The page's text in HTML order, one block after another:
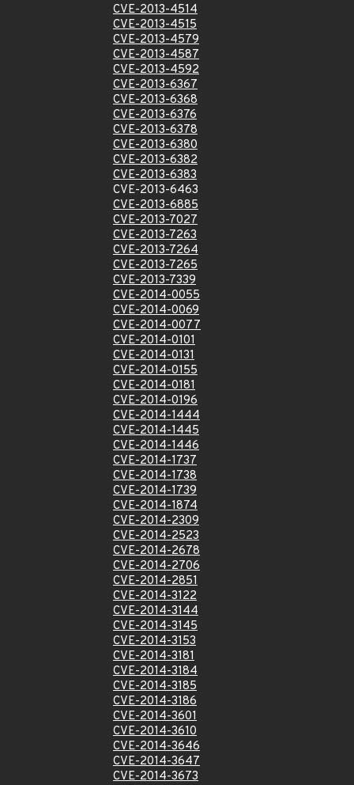
CVE-2013-4514
CVE-2013-4515
CVE-2013-4579
CVE-2013-4587
CVE-2013-4592
CVE-2013-6367
CVE-2013-6368
CVE-2013-6376
CVE-2013-6378
CVE-2013-6380
CVE-2013-6382
CVE-2013-6383
CVE-2013-6463
CVE-2013-6885
CVE-2013-7027
CVE-2013-7263
CVE-2013-7264
CVE-2013-7265
CVE-2013-7339
CVE-2014-0055
CVE-2014-0069
CVE-2014-0077
CVE-2014-0101
CVE-2014-0131
CVE-2014-0155
CVE-2014-0181
CVE-2014-0196
CVE-2014-1444
CVE-2014-1445
CVE-2014-1446
CVE-2014-1737
CVE-2014-1738
CVE-2014-1739
CVE-2014-1874
CVE-2014-2309
CVE-2014-2523
CVE-2014-2678
CVE-2014-2706
CVE-2014-2851
CVE-2014-3122
CVE-2014-3144
CVE-2014-3145
CVE-2014-3153
CVE-2014-3181
CVE-2014-3184
CVE-2014-3185
CVE-2014-3186
CVE-2014-3601
CVE-2014-3610
CVE-2014-3646
CVE-2014-3647
CVE-2014-3673